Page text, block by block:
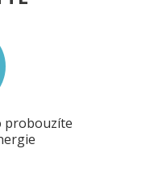
probouzíte